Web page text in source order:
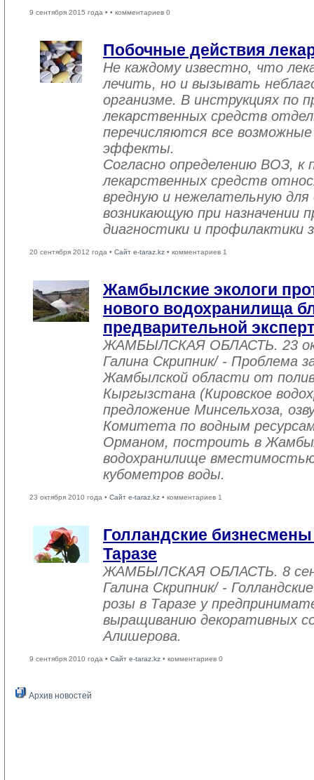
9 сентября 2015 года • • комментариев 0
Побочные действия
Не каждому известно, что
лечить, но и вызывать
организме. В инструкциях по
лекарственных средств
перечисляются все
эффекты.
Согласно определению ВОЗ, к
лекарственных средств
вредную и нежелательную для
возникающую при назначении
диагностики и профилактики
20 сентября 2012 года • Сайт e-taraz.kz • комментариев 1
Жамбылские экологи
нового водохранилища
предварительной
ЖАМБЫЛСКАЯ ОБЛАСТЬ. 23
Галина Скрипник/ - Проблема
Жамбылской области от
Кыргызстана (Кировское
предложение Минсельхоза,
Комитета по водным
Орманом, построить в
водохранилище
кубометров воды.
23 октября 2010 года • Сайт e-taraz.kz • комментариев 1
Голландские
Таразе
ЖАМБЫЛСКАЯ ОБЛАСТЬ. 8
Галина Скрипник/ -
розы в Таразе у
выращиванию декоративных
Алишерова.
9 сентября 2010 года • Сайт e-taraz.kz • комментариев 0
Архив новостей